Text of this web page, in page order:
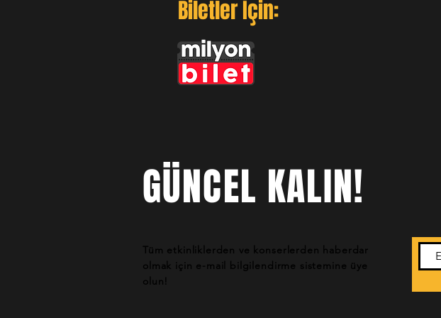
Biletler İçin:
GÜNCEL KALIN!
Tüm etkinliklerden ve konserlerden haberdar
olmak için e-mail bilgilendirme sistemine üye
olun!